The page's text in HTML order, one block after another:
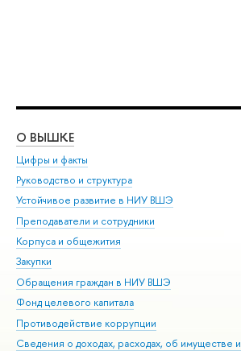
О ВЫШКЕ
Цифры и факты
Руководство и структура
Устойчивое развитие в НИУ ВШЭ
Преподаватели и сотрудники
Корпуса и общежития
Закупки
Обращения граждан в НИУ ВШЭ
Фонд целевого капитала
Противодействие коррупции
Сведения о доходах, расходах, об имуществе и